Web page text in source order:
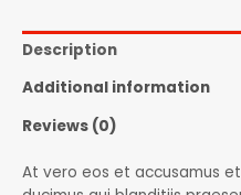
Description
Additional information
Reviews (0)
At vero eos et accusamus